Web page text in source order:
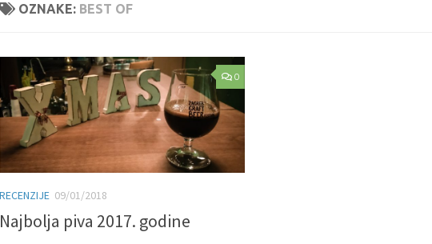
OZNAKE: BEST OF
0
RECENZIJE 09/01/2018
Najbolja piva 2017. godine